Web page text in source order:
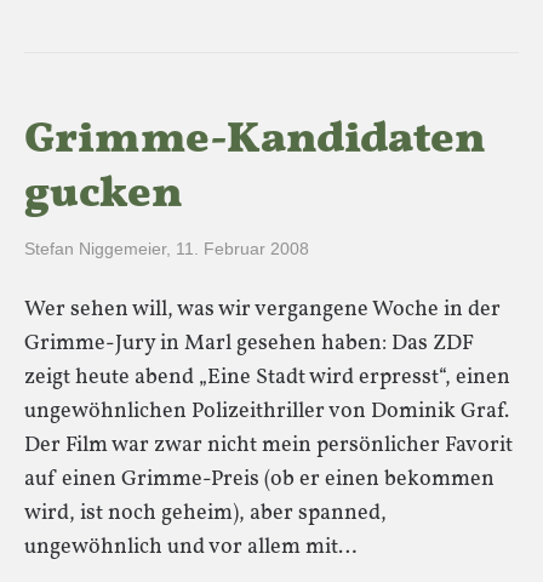
Grimme-Kandidaten
gucken
Stefan Niggemeier, 11. Februar 2008
Wer sehen will, was wir vergangene Woche in der
Grimme-Jury in Marl gesehen haben: Das ZDF
zeigt heute abend „Eine Stadt wird erpresst“, einen
ungewöhnlichen Polizeithriller von Dominik Graf.
Der Film war zwar nicht mein persönlicher Favorit
auf einen Grimme-Preis (ob er einen bekommen
wird, ist noch geheim), aber spanned,
ungewöhnlich und vor allem mit…